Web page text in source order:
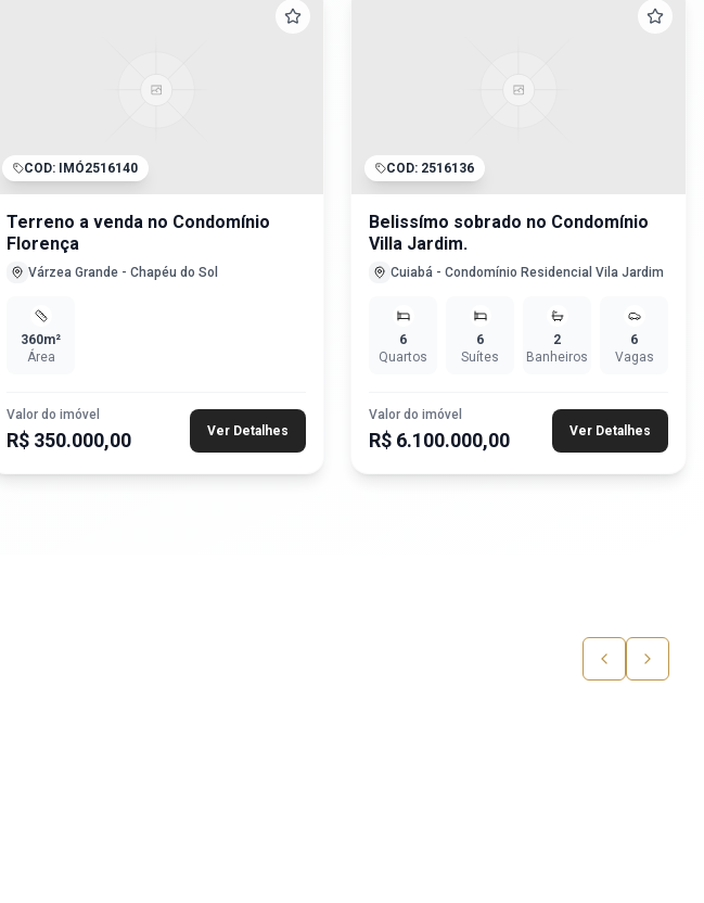
COD: IMÓ2516140
Terreno a venda no Condomínio
Florença
Várzea Grande - Chapéu do Sol
360m²
Área
Valor do imóvel
R$ 350.000,00 Ver Detalhes
COD: 2516136
Belissímo sobrado no Condomínio
Villa Jardim.
Cuiabá - Condomínio Residencial Vila Jardim
6
Quartos
6
Suítes
2
Banheiros
6
Vagas
Valor do imóvel
R$ 6.100.000,00 Ver Detalhes